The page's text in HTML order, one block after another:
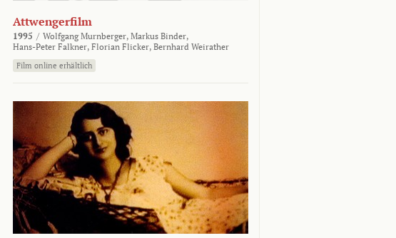
Attwengerfilm
1995 / Wolfgang Murnberger, Markus Binder,
Hans-Peter Falkner, Florian Flicker, Bernhard Weirather
Film online erhältlich